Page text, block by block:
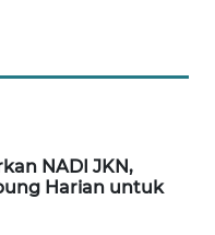
NADI JKN,
Harian untuk